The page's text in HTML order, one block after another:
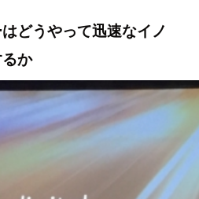
どうやって迅速なイノ
か